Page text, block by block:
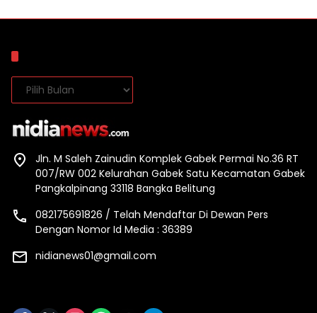
Arsip
Jln. M Saleh Zainudin Komplek Gabek Permai No.36 RT
007/RW 002 Kelurahan Gabek Satu Kecamatan Gabek
Pangkalpinang 33118 Bangka Belitung
082175691826 / Telah Mendaftar Di Dewan Pers
Dengan Nomor Id Media : 36389
nidianews01@gmail.com